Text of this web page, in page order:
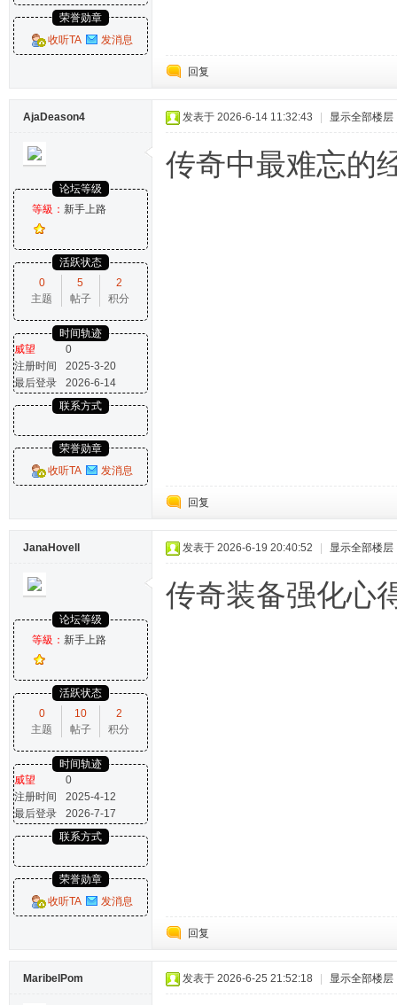
荣誉勋章
收听TA
发消息
回复
AjaDeason4
论坛等级
等級： 新手上路
活跃状态
0
主题
5
帖子
2
积分
时间轨迹
威望
0
注册时间
2025-3-20
最后登录
2026-6-14
联系方式
荣誉勋章
收听TA
发消息
发表于 2026-6-14 11:32:43 显示全部楼层
传奇中最难忘的
回复
JanaHovell
论坛等级
等級： 新手上路
活跃状态
0
主题
10
帖子
2
积分
时间轨迹
威望
0
注册时间
2025-4-12
最后登录
2026-7-17
联系方式
荣誉勋章
收听TA
发消息
发表于 2026-6-19 20:40:52 显示全部楼层
传奇装备强化心
回复
MaribelPom 发表于 2026-6-25 21:52:18 显示全部楼层